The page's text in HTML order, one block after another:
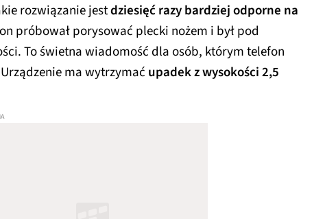
rozwiązanie jestdziesięć razy bardziej odporne na
próbował porysować plecki nożem i był pod
To świetna wiadomość dla osób, którym telefon
ma wytrzymać upadek z wysokości 2,5